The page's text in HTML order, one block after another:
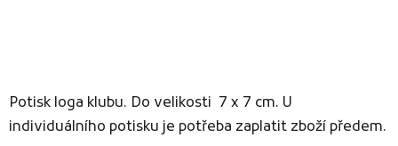
Potisk loga klubu. Do velikosti 7 x 7 cm. U
individuálního potisku je potřeba zaplatit zboží předem.